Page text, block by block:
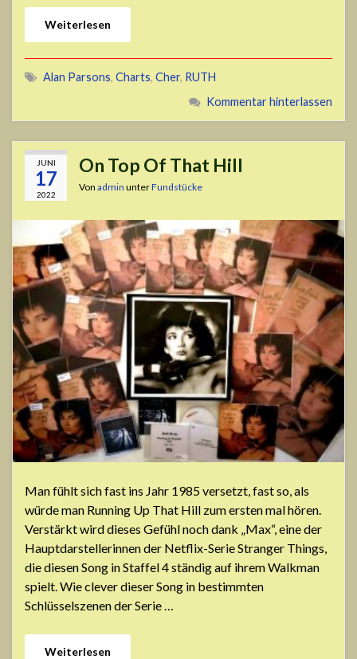
Weiterlesen
Alan Parsons, Charts, Cher, RUTH
Kommentar hinterlassen
JUNI
17
2022
On Top Of That Hill
Von admin unterFundstücke
Man fühlt sich fast ins Jahr 1985 versetzt, fast so, als
würde man Running Up That Hill zum ersten mal hören.
Verstärkt wird dieses Gefühl noch dank „Max“, eine der
Hauptdarstellerinnen der Netflix-Serie Stranger Things,
die diesen Song in Staffel 4 ständig auf ihrem Walkman
spielt. Wie clever dieser Song in bestimmten
Schlüsselszenen der Serie …
Weiterlesen